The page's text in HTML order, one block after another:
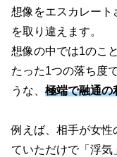
想像をエスカレート
を取り違えます。
想像の中では1のこ
たった1つの落ち度
うな、 極端で融通の
例えば、相手が女性
ていただけで「浮気